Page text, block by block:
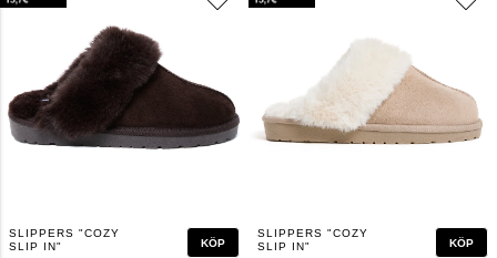
SLIPPERS "COZY
SLIP IN"
KÖP
SLIPPERS "COZY
SLIP IN"
KÖP